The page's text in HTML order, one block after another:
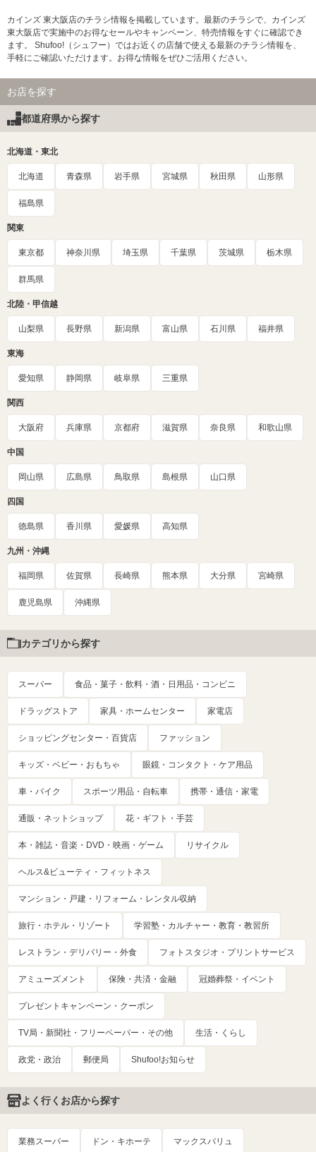
カインズ 東大阪店のチラシ情報を掲載しています。最新のチラシで、カインズ
東大阪店で実施中のお得なセールやキャンペーン、特売情報をすぐに確認でき
ます。 Shufoo!（シュフー）ではお近くの店舗で使える最新のチラシ情報を、
手軽にご確認いただけます。お得な情報をぜひご活用ください。
お店を探す
都道府県から探す
北海道・東北
北海道 青森県 岩手県 宮城県 秋田県 山形県
福島県
関東
東京都 神奈川県 埼玉県 千葉県 茨城県 栃木県
群馬県
北陸・甲信越
山梨県 長野県 新潟県 富山県 石川県 福井県
東海
愛知県 静岡県 岐阜県 三重県
関西
大阪府 兵庫県 京都府 滋賀県 奈良県 和歌山県
中国
岡山県 広島県 鳥取県 島根県 山口県
四国
徳島県 香川県 愛媛県 高知県
九州・沖縄
福岡県 佐賀県 長崎県 熊本県 大分県 宮崎県
鹿児島県 沖縄県
カテゴリから探す
スーパー 食品・菓子・飲料・酒・日用品・コンビニ
ドラッグストア 家具・ホームセンター 家電店
ショッピングセンター・百貨店 ファッション
キッズ・ベビー・おもちゃ 眼鏡・コンタクト・ケア用品
車・バイク スポーツ用品・自転車 携帯・通信・家電
通販・ネットショップ 花・ギフト・手芸
本・雑誌・音楽・DVD・映画・ゲーム リサイクル
ヘルス&ビューティ・フィットネス
マンション・戸建・リフォーム・レンタル収納
旅行・ホテル・リゾート 学習塾・カルチャー・教育・教習所
レストラン・デリバリー・外食 フォトスタジオ・プリントサービス
アミューズメント 保険・共済・金融 冠婚葬祭・イベント
プレゼントキャンペーン・クーポン
TV局・新聞社・フリーペーパー・その他 生活・くらし
政党・政治 郵便局 Shufoo!お知らせ
よく行くお店から探す
業務スーパー ドン・キホーテ マックスバリュ